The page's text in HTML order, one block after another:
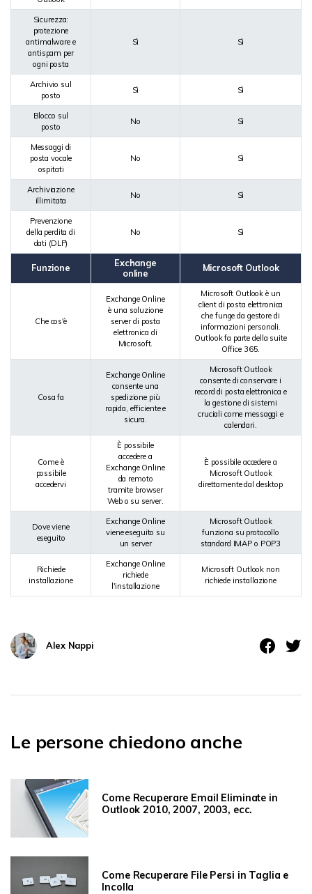
Sicurezza:
protezione
antimalware e
antispam per
ogni posta
Sì Sì
Archivio sul
posto
Sì Sì
Blocco sul
posto
No Sì
Messaggi di
posta vocale
ospitati
No Sì
Archiviazione
illimitata
No Sì
Prevenzione
della perdita di
dati (DLP)
No Sì
Funzione
Exchange
online
Microsoft Outlook
Che cos'è
Exchange Online
è una soluzione
server di posta
elettronica di
Microsoft.
Microsoft Outlook è un
client di posta elettronica
che funge da gestore di
informazioni personali.
Outlook fa parte della suite
Office 365.
Cosa fa
Exchange Online
consente una
spedizione più
rapida, efficiente e
sicura.
Microsoft Outlook
consente di conservare i
record di posta elettronica e
la gestione di sistemi
cruciali come messaggi e
calendari.
Come è
possibile
accedervi
È possibile
accedere a
Exchange Online
da remoto
tramite browser
Web o su server.
È possibile accedere a
Microsoft Outlook
direttamente dal desktop
Dove viene
eseguito
Exchange Online
viene eseguito su
un server
Microsoft Outlook
funziona su protocollo
standard IMAP o POP3
Richiede
installazione
Exchange Online
richiede
l'installazione
Microsoft Outlook non
richiede installazione
Alex Nappi
Le persone chiedono anche
Come Recuperare Email Eliminate in
Outlook 2010, 2007, 2003, ecc.
Come Recuperare File Persi in Taglia e
Incolla